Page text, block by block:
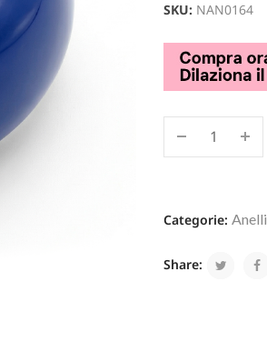
SKU: NAN0164
Categorie:Anelli
Share: